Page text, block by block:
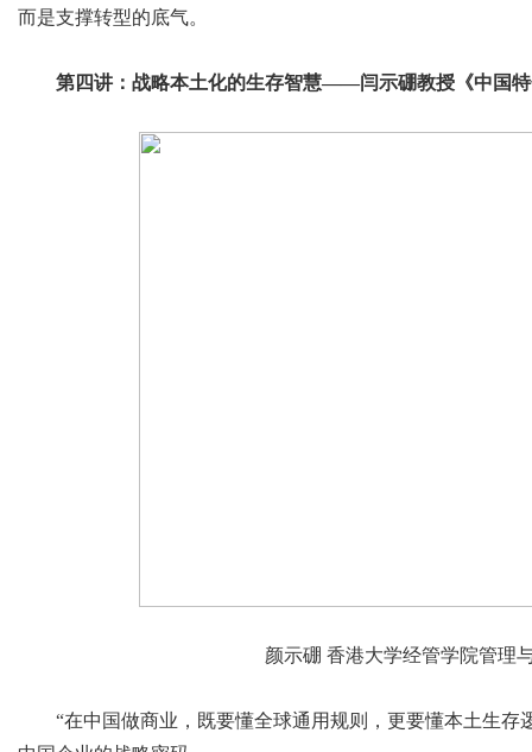
而是支撑转型的底气。
第四讲：战略本土化的生存智慧——闫示硼教授《中国
颜示硼 香港大学经管学院管理
“在中国做商业，既要懂全球通用规则，更要懂本土生